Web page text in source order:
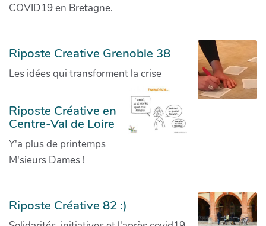
COVID19 en Bretagne.
Riposte Creative Grenoble 38
Les idées qui transforment la crise
Riposte Créative en
Centre-Val de Loire
Y'a plus de printemps
M'sieurs Dames !
Riposte Créative 82 :)